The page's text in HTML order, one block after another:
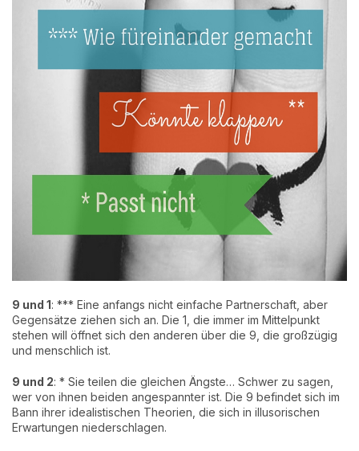
9 und 1: *** Eine anfangs nicht einfache Partnerschaft, aber
Gegensätze ziehen sich an. Die 1, die immer im Mittelpunkt
stehen will öffnet sich den anderen über die 9, die großzügig
und menschlich ist.
9 und 2: * Sie teilen die gleichen Ängste… Schwer zu sagen,
wer von ihnen beiden angespannter ist. Die 9 befindet sich im
Bann ihrer idealistischen Theorien, die sich in illusorischen
Erwartungen niederschlagen.